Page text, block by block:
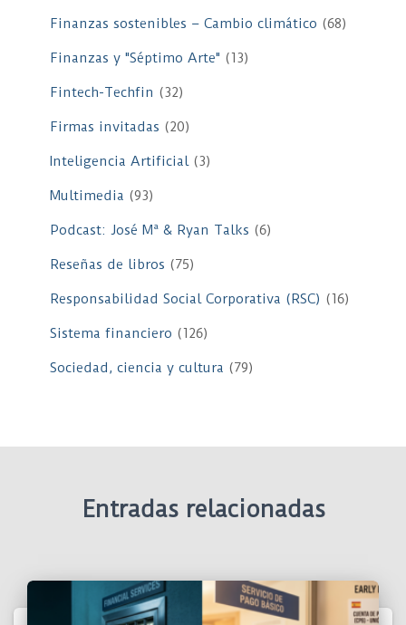
Finanzas sostenibles – Cambio climático (68)
Finanzas y "Séptimo Arte" (13)
Fintech-Techfin (32)
Firmas invitadas (20)
Inteligencia Artificial(3)
Multimedia (93)
Podcast: José Mª & Ryan Talks (6)
Reseñas de libros (75)
Responsabilidad Social Corporativa (RSC) (16)
Sistema financiero (126)
Sociedad, ciencia y cultura (79)
Entradas relacionadas